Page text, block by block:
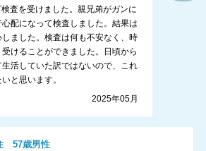
査を受けました。親兄弟がガンに
配になって検査しました。結果は
ました。検査は何も不安なく、時
けることができました。日頃から
活していた訳ではないので、これ
と思います。
2025年05月
57歳男性